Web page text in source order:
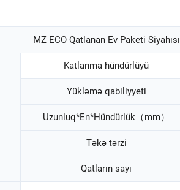
MZ ECO Qatlanan Ev Paketi Siyahısı
Katlanma hündürlüyü
Yükləmə qabiliyyeti
Uzunluq*En*Hündürlük（mm）
Təkə tərzi
Qatların sayı